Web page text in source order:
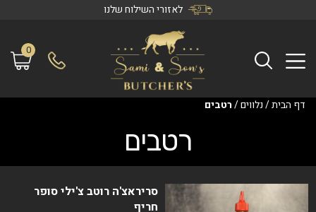
לאזורי השילוח שלנו
0
דף הבית/נלווים/רטבים
רטבים
סריראצ'ה רוטב צ'ילי סופר
חריף